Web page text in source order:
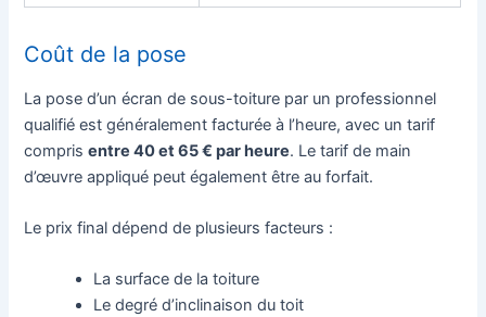
Coût de la pose
La pose d’un écran de sous-toiture par un professionnel
qualifié est généralement facturée à l’heure, avec un tarif
comprisentre 40 et 65 € par heure. Le tarif de main
d’œuvre appliqué peut également être au forfait.
Le prix final dépend de plusieurs facteurs :
La surface de la toiture
Le degré d’inclinaison du toit